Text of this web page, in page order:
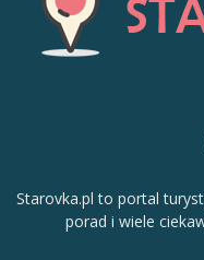
Starovka.pl to portal
porad i wiele